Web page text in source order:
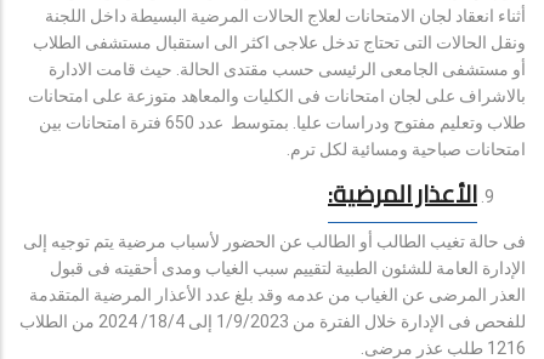
أثناء انعقاد لجان الامتحانات لعلاج الحالات المرضية البسيطة داخل اللجنة
ونقل الحالات التى تحتاج تدخل علاجى اكثر الى استقبال مستشفى الطلاب
أو مستشفى الجامعى الرئيسى حسب مقتدى الحالة. حيث قامت الادارة
بالاشراف على لجان امتحانات فى الكليات والمعاهد متوزعة على امتحانات
طلاب وتعليم مفتوح ودراسات عليا. بمتوسط عدد 650 فترة امتحانات بين
امتحانات صباحية ومسائية لكل ترم.
الأعذار المرضية:
فى حالة تغيب الطالب أو الطالب عن الحضور لأسباب مرضية يتم توجيه إلى
الإدارة العامة للشئون الطبية لتقييم سبب الغياب ومدى أحقيته فى قبول
العذر المرضى عن الغياب من عدمه وقد بلغ عدد الأعذار المرضية المتقدمة
للفحص فى الإدارة خلال الفترة من 1/9/2023 إلى 18/4/ 2024 من الطلاب
1216 طلب عذر مرضى.